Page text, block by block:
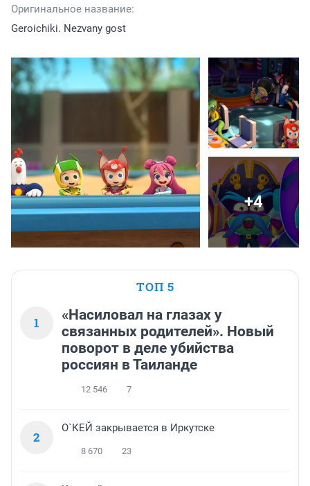
Оригинальное название:
Geroichiki. Nezvany gost
+4
ТОП 5
1
«Насиловал на глазах у
связанных родителей». Новый
поворот в деле убийства
россиян в Таиланде
12 546 7
2
О`КЕЙ закрывается в Иркутске
8 670 23